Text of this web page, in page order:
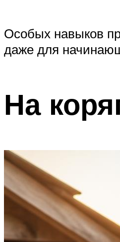
Особых навыков
даже для
На